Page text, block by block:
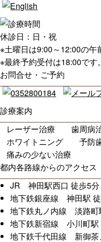
休診日： 日・祝
※土曜日は9:00～12:00の午
※最終予約受付は18:00です。
お問合せ・ご予約
診療案内
レーザー治療
歯周病
ホワイトニング
予防
痛みの少ない治療
都内各路線からのアクセス
JR 神田駅西口 徒歩5分
地下鉄銀座線 神田駅
地下鉄丸ノ内線 淡路町
地下鉄新宿線 小川町駅
地下鉄千代田線 新御茶